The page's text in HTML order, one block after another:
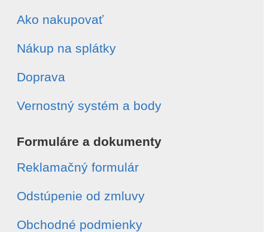
Ako nakupovať
Nákup na splátky
Doprava
Vernostný systém a body
Formuláre a dokumenty
Reklamačný formulár
Odstúpenie od zmluvy
Obchodné podmienky